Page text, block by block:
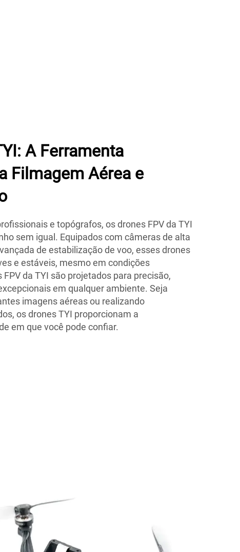
A Ferramenta
Filmagem Aérea e
e topógrafos, os drones FPV da TYI
sem igual. Equipados com câmeras de alta
de estabilização de voo, esses drones
e estáveis, mesmo em condições
da TYI são projetados para precisão,
em qualquer ambiente. Seja
imagens aéreas ou realizando
os drones TYI proporcionam a
em que você pode confiar.